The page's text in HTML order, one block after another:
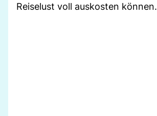
Reiselust voll auskosten können.